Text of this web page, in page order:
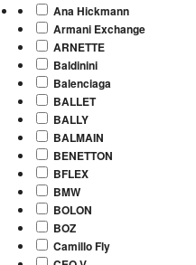
Ana Hickmann
Armani Exchange
ARNETTE
Baldinini
Balenciaga
BALLET
BALLY
BALMAIN
BENETTON
BFLEX
BMW
BOLON
BOZ
Camillo Fly